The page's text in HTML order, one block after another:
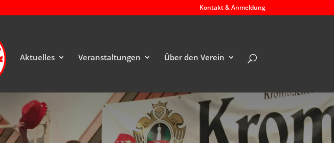
Kontakt & Anmeldung
Aktuelles Veranstaltungen Über den Verein